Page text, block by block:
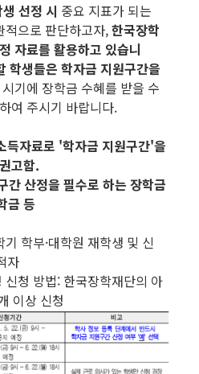
선정 시 중요 지표가 되는
적으로 판단하고자,한국장학
자료를 활용하고 있습니
학생들은 학자금 지원구간을
기에 장학금 수혜를 받을 수
여 주시기 바랍니다.
자료로 '학자금 지원구간'을
고함.
산정을 필수로 하는 장학금
금 등
학부·대학원 재학생 및 신
자
청 방법: 한국장학재단의 아
이상 신청